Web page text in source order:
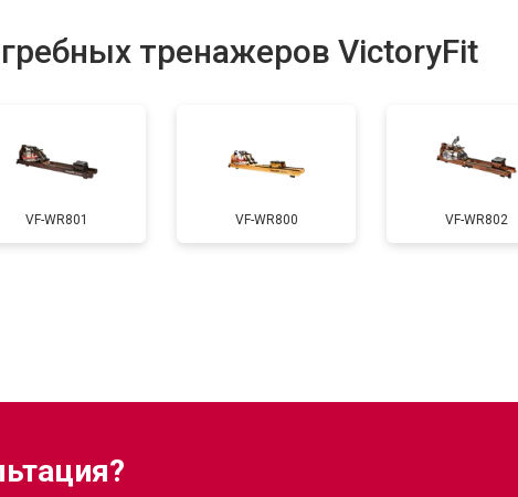
водяной системы от 90 мин
тренажеров VictoryFit
VF-WR801 VF-WR800 VF-WR802